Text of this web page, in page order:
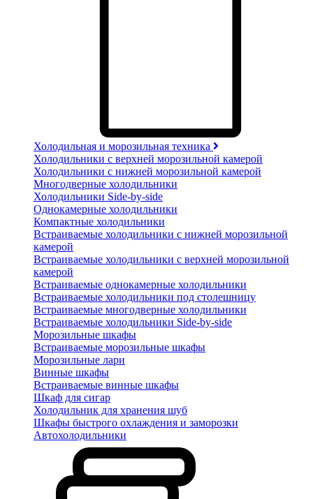
Холодильная и морозильная техника
Холодильники с верхней морозильной камерой
Холодильники с нижней морозильной камерой
Многодверные холодильники
Холодильники Side-by-side
Однокамерные холодильники
Компактные холодильники
Встраиваемые холодильники с нижней морозильной
камерой
Встраиваемые холодильники с верхней морозильной
камерой
Встраиваемые однокамерные холодильники
Встраиваемые холодильники под столешницу
Встраиваемые многодверные холодильники
Встраиваемые холодильники Side-by-side
Морозильные шкафы
Встраиваемые морозильные шкафы
Морозильные лари
Винные шкафы
Встраиваемые винные шкафы
Шкаф для сигар
Холодильник для хранения шуб
Шкафы быстрого охлаждения и заморозки
Автохолодильники